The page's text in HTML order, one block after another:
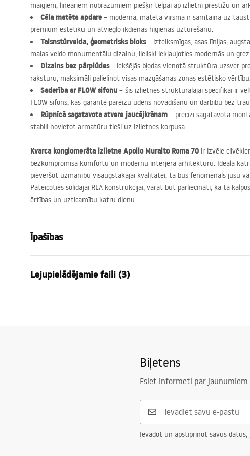
maigiem, lineāriem nobrāzumiem piešķir telpai ap izlietni prestižu un
Cēla matēta apdare – modernā, matētā virsma ir samtaina uz
premium estētiku un atvieglo ikdienas higiēnas uzturēšanu.
Taisnstūrveida, ģeometrisks bloks– izteiksmīgas, asas līnijas,
malas veido monumentālu dizainu, lieliski iekļaujoties modernās un
Dizains bez pārplūdes– iekšējās bļodas vienotā struktūra uzsver
raksturu, maksimāli palielinot visas mazgāšanas zonas estētisko
Saderība ar FLOWsifonu – šīs izlietnes strukturālajai specifikai ir
FLOW sifons, kas garantē pareizu ūdens novadīšanu un darbību bez
Rūpnīcā sagatavota atvere jaucējkrānam – precīzi sagatavota
stabili novietot armatūru tieši uz izlietnes korpusa.
Kvarca konglomerāta izlietne Apollo Muralto Roma 70 ir izvēle
bezkompromisa komfortu un modernu interjera arhitektūru. Ideāla
pievēršot uzmanību visaugstākajai kvalitātei, tā būs fenomenāls jūsu
Pateicoties solidajai REA konstrukcijai, varat būt pārliecināti, ka tā
ērtības un uzticamību katru dienu.
Īpašības
Materiāls
Krāsa
Akmens imitācija,
Taisnstūra
Nē
Lejupielādējamie faili (3)
Instrukcja_monta__u_Umywalki_i_
Biļetens
Esiet informēti par jaunumiem
Ievadot un apstiprinot savus